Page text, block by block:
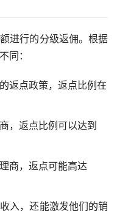
进行的分级返佣。根据
同：
返点政策，返点比例在
，返点比例可以达到
商，返点可能高达
入，还能激发他们的销